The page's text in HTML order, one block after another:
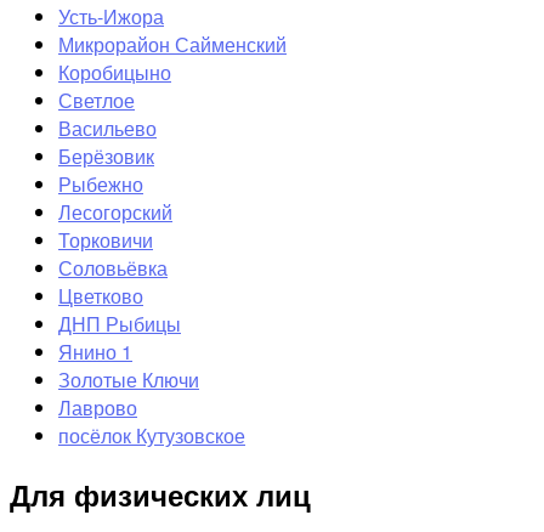
Усть-Ижора
Микрорайон Сайменский
Коробицыно
Светлое
Васильево
Берёзовик
Рыбежно
Лесогорский
Торковичи
Соловьёвка
Цветково
ДНП Рыбицы
Янино 1
Золотые Ключи
Лаврово
посёлок Кутузовское
Для физических лиц